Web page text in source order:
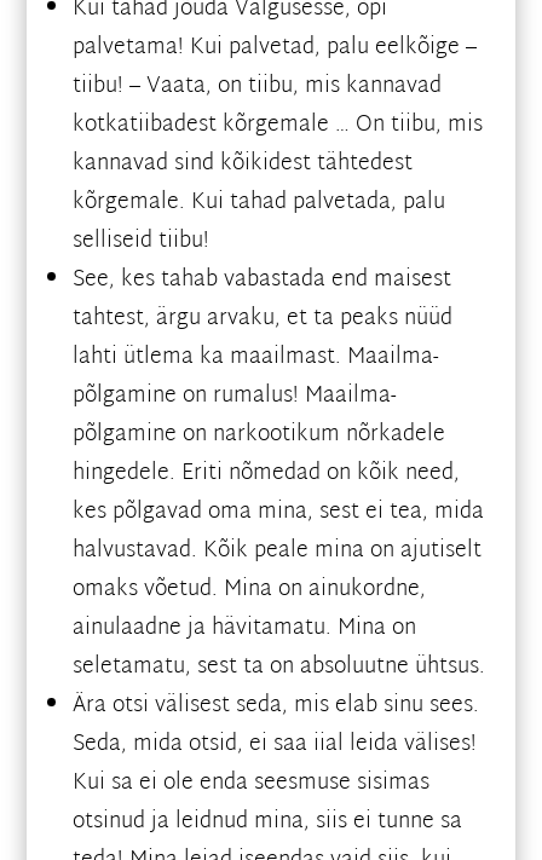
Kui tahad jõuda Valgusesse, õpi
palvetama! Kui palvetad, palu eelkõige –
tiibu! – Vaata, on tiibu, mis kannavad
kotkatiibadest kõrgemale … On tiibu, mis
kannavad sind kõikidest tähtedest
kõrgemale. Kui tahad palvetada, palu
selliseid tiibu!
See, kes tahab vabastada end maisest
tahtest, ärgu arvaku, et ta peaks nüüd
lahti ütlema ka maailmast. Maailma-
põlgamine on rumalus! Maailma-
põlgamine on narkootikum nõrkadele
hingedele. Eriti nõmedad on kõik need,
kes põlgavad oma mina, sest ei tea, mida
halvustavad. Kõik peale mina on ajutiselt
omaks võetud. Mina on ainukordne,
ainulaadne ja hävitamatu. Mina on
seletamatu, sest ta on absoluutne ühtsus.
Ära otsi välisest seda, mis elab sinu sees.
Seda, mida otsid, ei saa iial leida välises!
Kui sa ei ole enda seesmuse sisimas
otsinud ja leidnud mina, siis ei tunne sa